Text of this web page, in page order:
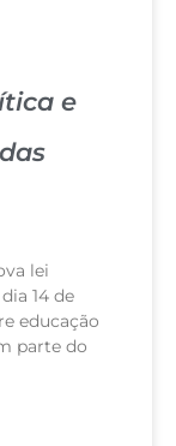
e
lei
14 de
educação
parte do